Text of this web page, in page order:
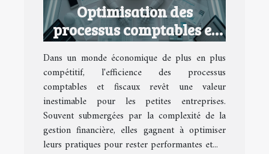
Optimisation des
processus comptables et
fiscaux pour petites
entreprises
Dans un monde économique de plus en plus
compétitif, l'efficience des processus
comptables et fiscaux revêt une valeur
inestimable pour les petites entreprises.
Souvent submergées par la complexité de la
gestion financière, elles gagnent à optimiser
leurs pratiques pour rester performantes et...